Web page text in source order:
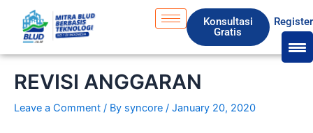
content
Konsultasi
Gratis
Register
REVISI ANGGARAN
Leave a Comment / By syncore / January 20, 2020
c
h